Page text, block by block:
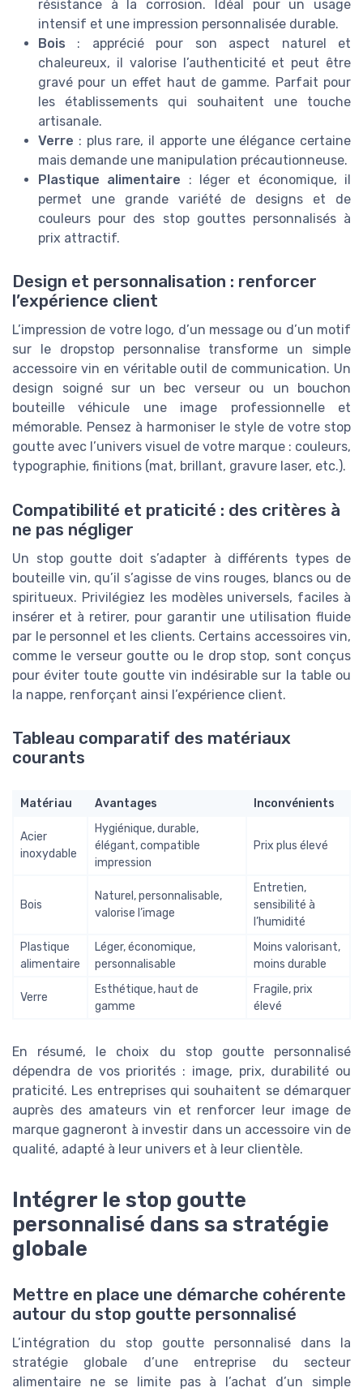
résistance à la corrosion. Idéal pour un usage
intensif et une impression personnalisée durable.
Bois : apprécié pour son aspect naturel et
chaleureux, il valorise l’authenticité et peut être
gravé pour un effet haut de gamme. Parfait pour
les établissements qui souhaitent une touche
artisanale.
Verre : plus rare, il apporte une élégance certaine
mais demande une manipulation précautionneuse.
Plastique alimentaire : léger et économique, il
permet une grande variété de designs et de
couleurs pour des stop gouttes personnalisés à
prix attractif.
Design et personnalisation : renforcer
l’expérience client
L’impression de votre logo, d’un message ou d’un motif
sur le dropstop personnalise transforme un simple
accessoire vin en véritable outil de communication. Un
design soigné sur un bec verseur ou un bouchon
bouteille véhicule une image professionnelle et
mémorable. Pensez à harmoniser le style de votre stop
goutte avec l’univers visuel de votre marque : couleurs,
typographie, finitions (mat, brillant, gravure laser, etc.).
Compatibilité et praticité : des critères à
ne pas négliger
Un stop goutte doit s’adapter à différents types de
bouteille vin, qu’il s’agisse de vins rouges, blancs ou de
spiritueux. Privilégiez les modèles universels, faciles à
insérer et à retirer, pour garantir une utilisation fluide
par le personnel et les clients. Certains accessoires vin,
comme le verseur goutte ou le drop stop, sont conçus
pour éviter toute goutte vin indésirable sur la table ou
la nappe, renforçant ainsi l’expérience client.
Tableau comparatif des matériaux
courants
Matériau Avantages Inconvénients
Acier
inoxydable
Hygiénique, durable,
élégant, compatible
impression
Prix plus élevé
Bois
Naturel, personnalisable,
valorise l’image
Entretien,
sensibilité à
l’humidité
Plastique
alimentaire
Léger, économique,
personnalisable
Moins valorisant,
moins durable
Verre
Esthétique, haut de
gamme
Fragile, prix
élevé
En résumé, le choix du stop goutte personnalisé
dépendra de vos priorités : image, prix, durabilité ou
praticité. Les entreprises qui souhaitent se démarquer
auprès des amateurs vin et renforcer leur image de
marque gagneront à investir dans un accessoire vin de
qualité, adapté à leur univers et à leur clientèle.
Intégrer le stop goutte
personnalisé dans sa stratégie
globale
Mettre en place une démarche cohérente
autour du stop goutte personnalisé
L’intégration du stop goutte personnalisé dans la
stratégie globale d’une entreprise du secteur
alimentaire ne se limite pas à l’achat d’un simple